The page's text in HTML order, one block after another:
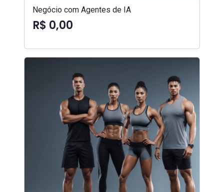
Negócio com Agentes de IA
R$ 0,00